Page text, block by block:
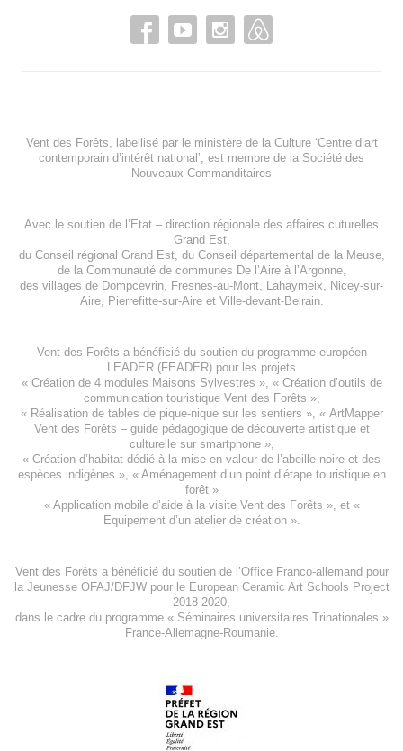
Vent des Forêts, labellisé par le ministère de la Culture ‘Centre d’art
contemporain d’intérêt national’, est membre de la Société des
Nouveaux Commanditaires
Avec le soutien de l’ Etat – direction régionale des affaires cuturelles
Grand Est,
du Conseil régional Grand Est, du Conseil départemental de la Meuse,
de la Communauté de communes De l’Aire à l’Argonne,
des villages de Dompcevrin, Fresnes-au-Mont, Lahaymeix, Nicey-sur-
Aire, Pierrefitte-sur-Aireet Ville-devant-Belrain.
Vent des Forêts a bénéficié du soutien du programme européen
LEADER (FEADER) pour les projets
« Création de 4 modules Maisons Sylvestres », « Création d’outils de
communication touristique Vent des Forêts »,
« Réalisation de tables de pique-nique sur les sentiers », « ArtMapper
Vent des Forêts – guide pédagogique de découverte artistique et
culturelle sur smartphone »,
« Création d’habitat dédié à la mise en valeur de l’abeille noire et des
espèces indigènes », « Aménagement d’un point d’étape touristique en
forêt»
« Application mobile d’aide à la visite Vent des Forêts », et «
Equipement d’un atelier de création».
Vent des Forêts a bénéficié du soutien de l’Office Franco-allemand pour
la Jeunesse OFAJ/DFJWpour leEuropean Ceramic Art Schools Project
2018-2020,
dans le cadre du programme « Séminaires universitaires Trinationales »
France-Allemagne-Roumanie.